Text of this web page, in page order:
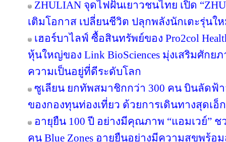
ZHULIAN จุดไฟฝันเยาวชนไทย เปิด
เติมโอกาส เปลี่ยนชีวิต ปลุกพลังนักเตะรุ่น
เฮอร์บาไลฟ์ ซื้อสินทรัพย์ของ Pro2col
หุ้นใหญ่ของ Link BioSciences มุ่งเสริมศัก
ความเป็นอยู่ที่ดีระดับโลก
ซูเลียน ยกทัพสมาชิกกว่า 300 คน บินลัดฟ้
ของกองทุนท่องเที่ยว ด้วยการเดินทางสุดเ
อายุยืน 100 ปี อย่างมีคุณภาพ “แอมเวย์” ช
คน Blue Zones อายุยืนอย่างมีความสุขพร้อ